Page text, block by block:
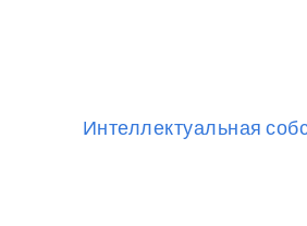
Интеллектуальная